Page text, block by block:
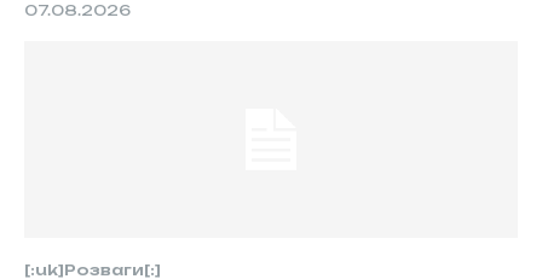
07.08.2026
[:uk]Розваги[:]